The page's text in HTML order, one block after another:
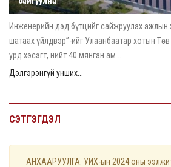
Инженерийн дэд бүтцийг сайжруулах ажлын
шатаах үйлдвэр”-ийг Улаанбаатар хотын
урд хэсэгт, нийт 40 мянган ам ...
Дэлгэрэнгүй унших...
СЭТГЭГДЭЛ
АНХААРУУЛГА: УИХ-ын 2024 оны ээлжит